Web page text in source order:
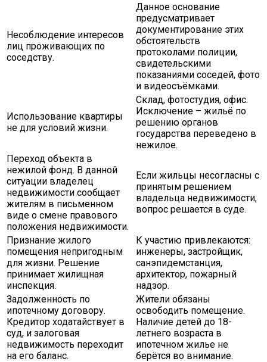
Несоблюдение интересов
лиц проживающих по
соседству.
Данное основание
предусматривает
документирование этих
обстоятельств
протоколами полиции,
свидетельскими
показаниями соседей, фото
и видеосъёмками.
Использование квартиры
не для условий жизни.
Склад, фотостудия, офис.
Исключение – жильё по
решению органов
государства переведено в
нежилое.
Переход объекта в
нежилой фонд. В данной
ситуации владелец
недвижимости сообщает
жителям в письменном
виде о смене правового
положения недвижимости.
Если жильцы несогласны с
принятым решением
владельца недвижимости,
вопрос решается в суде.
Признание жилого
помещения непригодным
для жизни. Решение
принимает жилищная
инспекция.
К участию привлекаются:
инженеры, застройщик,
санэпидемстанция,
архитектор, пожарный
надзор.
Задолженность по
ипотечному договору.
Кредитор ходатайствует в
суд, и залоговая
недвижимость переходит
на его баланс.
Жители обязаны
освободить помещение.
Наличие детей до 18-
летнего возраста в
ипотечном жилье не
берётся во внимание.